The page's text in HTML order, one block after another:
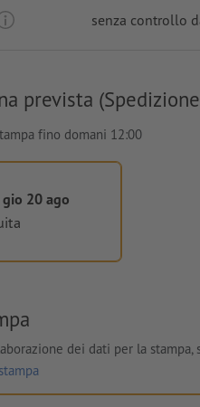
senza controllo
prevista
fino domani 12:00
20 ago
dei dati per la stampa,